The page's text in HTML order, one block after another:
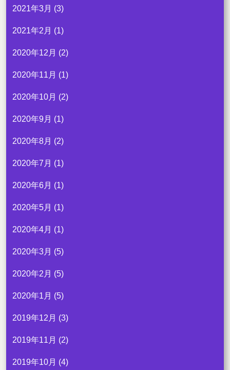
2021年3月 (3)
2021年2月 (1)
2020年12月 (2)
2020年11月 (1)
2020年10月 (2)
2020年9月 (1)
2020年8月 (2)
2020年7月 (1)
2020年6月 (1)
2020年5月 (1)
2020年4月 (1)
2020年3月 (5)
2020年2月 (5)
2020年1月 (5)
2019年12月 (3)
2019年11月 (2)
2019年10月 (4)